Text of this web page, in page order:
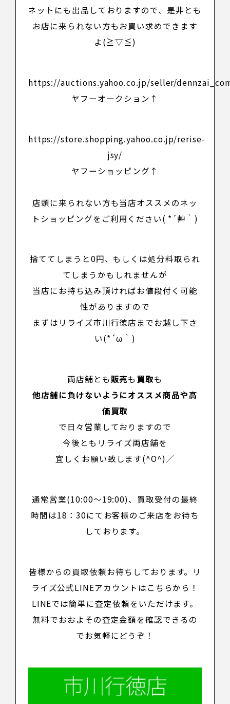
ネットにも出品しておりますので、是非とも
お店に来られない方もお買い求めできます
よ(≧▽≦)
https://auctions.yahoo.co.jp/seller/
ヤフーオークション↑
https://store.shopping.yahoo.co.jp/rerise-
jsy/
ヤフーショッピング↑
店頭に来られない方も当店オススメのネッ
トショッピングをご利用ください( *´艸｀)
捨ててしまうと0円、もしくは処分料取られ
てしまうかもしれませんが
当店にお持ち込み頂ければお値段付く可能
性がありますので
まずはリライズ市川行徳店までお越し下さ
い(*´ω｀)
両店舗とも 販売も 買取も
他店舗に負けないようにオススメ商品や高
価買取
で日々営業しておりますので
今後ともリライズ両店舗を
宜しくお願い致します(^O^)／
通常営業(10:00～19:00)、買取受付の最終
時間は18：30にてお客様のご来店をお待ち
しております。
皆様からの買取依頼お待ちしております。リ
ライズ公式LINEアカウントはこちらから！
LINEでは簡単に査定依頼をいただけます。
無料でおおよその査定金額を確認できるの
でお気軽にどうぞ！